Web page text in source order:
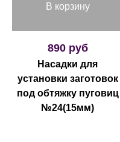
В корзину
890 руб
Насадки для
установки заготовок
под обтяжку пуговиц
№24(15мм)